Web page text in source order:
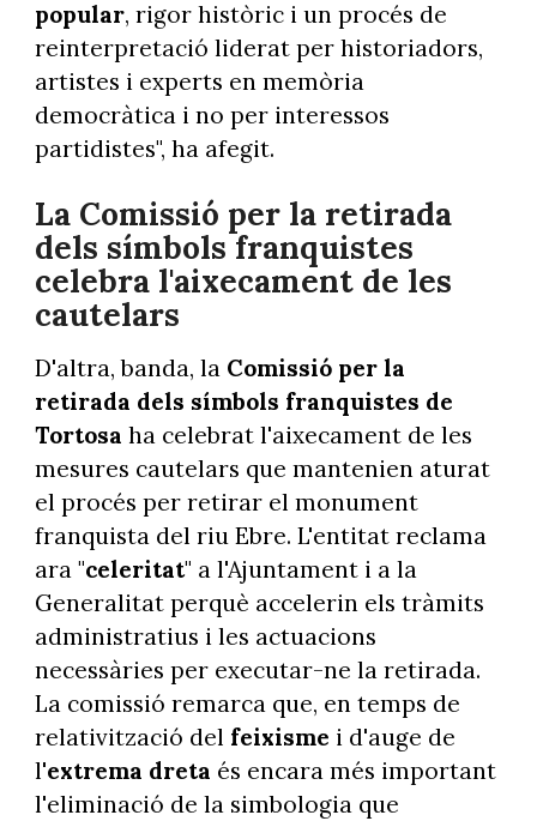
popular, rigor històric i un procés de
reinterpretació liderat per historiadors,
artistes i experts en memòria
democràtica i no per interessos
partidistes", ha afegit.
La Comissió per la retirada
dels símbols franquistes
celebra l'aixecament de les
cautelars
D'altra, banda, la Comissió per la
retirada dels símbols franquistes de
Tortosa ha celebrat l'aixecament de les
mesures cautelars que mantenien aturat
el procés per retirar el monument
franquista del riu Ebre. L'entitat reclama
ara "celeritat" a l'Ajuntament i a la
Generalitat perquè accelerin els tràmits
administratius i les actuacions
necessàries per executar-ne la retirada.
La comissió remarca que, en temps de
relativització del feixisme i d'auge de
l'extrema dreta és encara més important
l'eliminació de la simbologia que